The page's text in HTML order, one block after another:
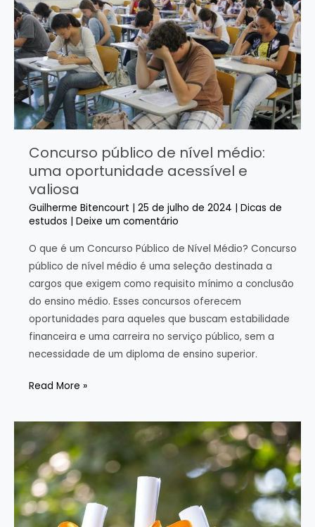
para
900
vagas
Concurso público de nível médio:
uma oportunidade acessível e
valiosa
Guilherme Bitencourt 25 de julho de 2024
Dicas de
estudos
Deixe um comentário
O que é um Concurso Público de Nível Médio? Concurso
público de nível médio é uma seleção destinada a
cargos que exigem como requisito mínimo a conclusão
do ensino médio. Esses concursos oferecem
oportunidades para aqueles que buscam estabilidade
financeira e uma carreira no serviço público, sem a
necessidade de um diploma de ensino superior.
Concurso
de
nível
médio:
uma
oportunidade
acessível
Read More »